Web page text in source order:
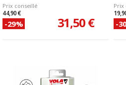
Prix conseillé
44,90 €
-29% 31,50 €
Prix
-